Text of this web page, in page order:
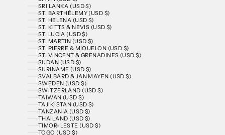
SRI LANKA (USD $)
ST. BARTHÉLEMY (USD $)
ST. HELENA (USD $)
ST. KITTS & NEVIS (USD $)
ST. LUCIA (USD $)
ST. MARTIN (USD $)
ST. PIERRE & MIQUELON (USD $)
ST. VINCENT & GRENADINES (USD $)
SUDAN (USD $)
SURINAME (USD $)
SVALBARD & JAN MAYEN (USD $)
SWEDEN (USD $)
SWITZERLAND (USD $)
TAIWAN (USD $)
TAJIKISTAN (USD $)
TANZANIA (USD $)
THAILAND (USD $)
TIMOR-LESTE (USD $)
TOGO (USD $)